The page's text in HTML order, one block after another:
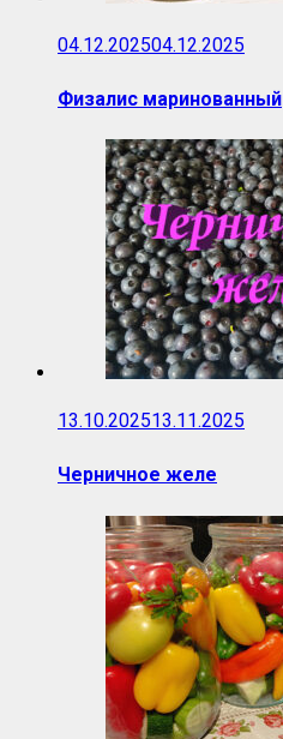
04.12.202504.12.2025
Физалис маринованный
13.10.202513.11.2025
Черничное желе